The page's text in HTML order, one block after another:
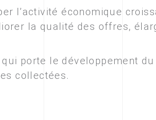
l’activité économique
la qualité des offres,
porte le développement
collectées.